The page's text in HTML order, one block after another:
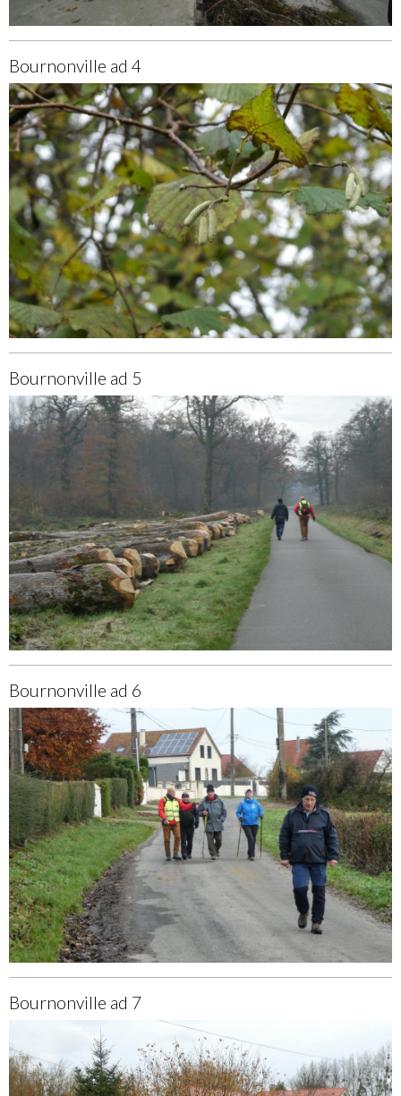
Bournonville ad 4
Bournonville ad 5
Bournonville ad 6
Bournonville ad 7